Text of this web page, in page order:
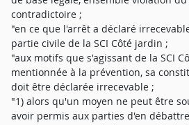
contradictoire ;
"en ce que l'arrêt a déclaré
partie civile de la SCI Côté jardin ;
"aux motifs que s'agissant de la SCI
mentionnée à la prévention, sa
doit être déclarée irrecevable ;
"1) alors qu'un moyen ne peut être
avoir permis aux parties d'en